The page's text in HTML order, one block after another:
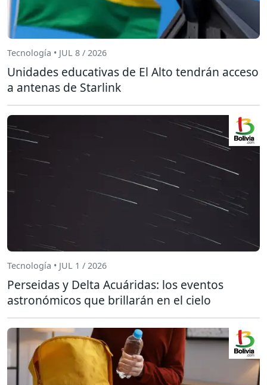
Tecnología • JUL 8 / 2026
Unidades educativas de El Alto tendrán acceso
a antenas de Starlink
Tecnología • JUL 1 / 2026
Perseidas y Delta Acuáridas: los eventos
astronómicos que brillarán en el cielo